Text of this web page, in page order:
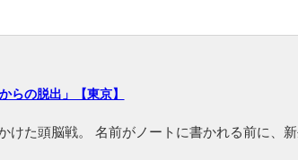
らの脱出」【東京】
た頭脳戦。 名前がノートに書かれる前に、